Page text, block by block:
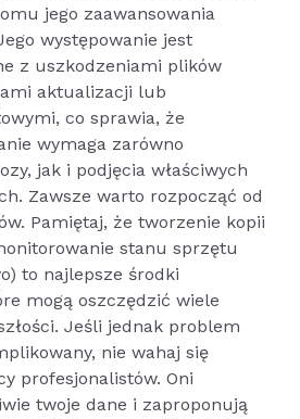
jego zaawansowania
występowanie jest
z uszkodzeniami plików
aktualizacji lub
co sprawia, że
wymaga zarówno
jak i podjęcia właściwych
Zawsze warto rozpocząć od
Pamiętaj, że tworzenie kopii
stanu sprzętu
to najlepsze środki
mogą oszczędzić wiele
Jeśli jednak problem
nie wahaj się
profesjonalistów. Oni
twoje dane i zaproponują